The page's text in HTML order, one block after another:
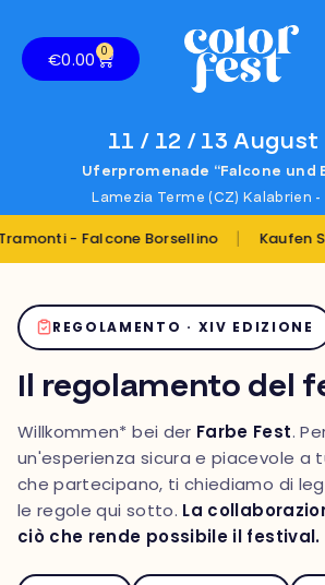
€0.00 0
11 / 12 / 13 August
Uferpromenade “Falcone und
Lamezia Terme (CZ) Kalabrien
- Falcone Borsellino | Kaufen Sie die
REGOLAMENTO · XIV EDIZIONE
Il regolamento del
Willkommen* bei der Farbe Fest.
un'esperienza sicura e piacevole a
che partecipano, ti chiediamo di
le regole qui sotto. La
ciò che rende possibile il festival.